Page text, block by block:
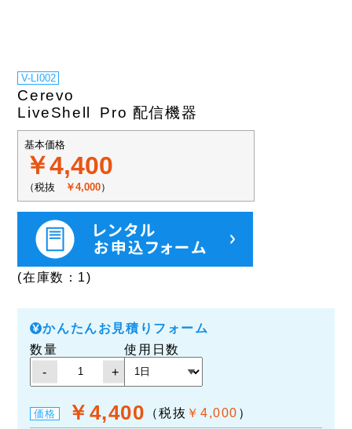
V-LI002
Cerevo
LiveShell Pro 配信機器
基本価格
￥4,400
（税抜 ￥4,000）
(在庫数：1)
かんたんお見積りフォーム
数量
-
+
使用日数
価格 ￥4,400 （税抜 ￥4,000 ）